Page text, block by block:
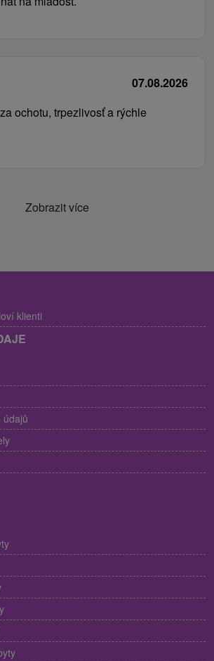
07.08.2026
ochotu, trpezlivosť a rýchle
Zobrazit více
klienti
údajů